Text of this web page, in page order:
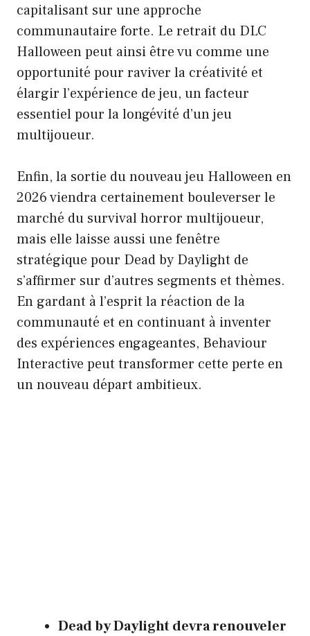
capitalisant sur une approche
communautaire forte. Le retrait du DLC
Halloween peut ainsi être vu comme une
opportunité pour raviver la créativité et
élargir l’expérience de jeu, un facteur
essentiel pour la longévité d’un jeu
multijoueur.
Enfin, la sortie du nouveau jeu Halloween en
2026 viendra certainement bouleverser le
marché du survival horror multijoueur,
mais elle laisse aussi une fenêtre
stratégique pour Dead by Daylight de
s’affirmer sur d’autres segments et thèmes.
En gardant à l’esprit la réaction de la
communauté et en continuant à inventer
des expériences engageantes, Behaviour
Interactive peut transformer cette perte en
un nouveau départ ambitieux.
Dead by Daylight devra renouveler